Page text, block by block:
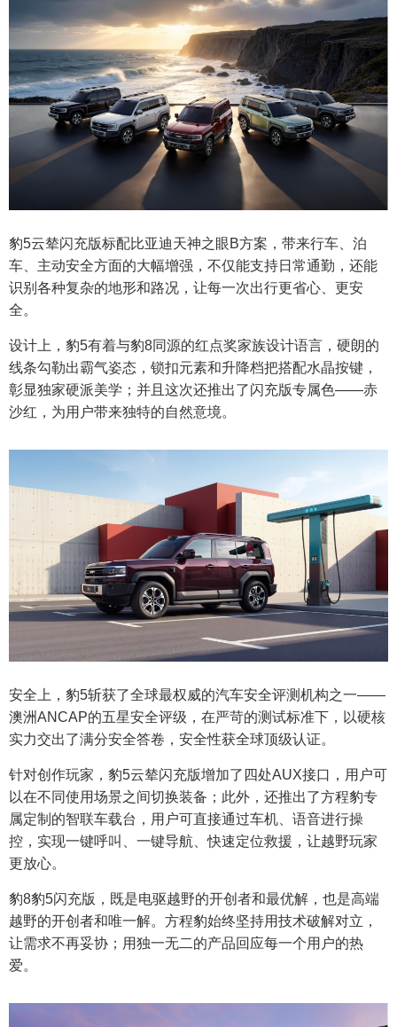
豹5云辇闪充版标配比亚迪天神之眼B方案，带来行车、泊
车、主动安全方面的大幅增强，不仅能支持日常通勤，还能
识别各种复杂的地形和路况，让每一次出行更省心、更安
全。
设计上，豹5有着与豹8同源的红点奖家族设计语言，硬朗的
线条勾勒出霸气姿态，锁扣元素和升降档把搭配水晶按键，
彰显独家硬派美学；并且这次还推出了闪充版专属色——赤
沙红，为用户带来独特的自然意境。
安全上，豹5斩获了全球最权威的汽车安全评测机构之一——
澳洲ANCAP的五星安全评级，在严苛的测试标准下，以硬核
实力交出了满分安全答卷，安全性获全球顶级认证。
针对创作玩家，豹5云辇闪充版增加了四处AUX接口，用户可
以在不同使用场景之间切换装备；此外，还推出了方程豹专
属定制的智联车载台，用户可直接通过车机、语音进行操
控，实现一键呼叫、一键导航、快速定位救援，让越野玩家
更放心。
豹8豹5闪充版，既是电驱越野的开创者和最优解，也是高端
越野的开创者和唯一解。方程豹始终坚持用技术破解对立，
让需求不再妥协；用独一无二的产品回应每一个用户的热
爱。